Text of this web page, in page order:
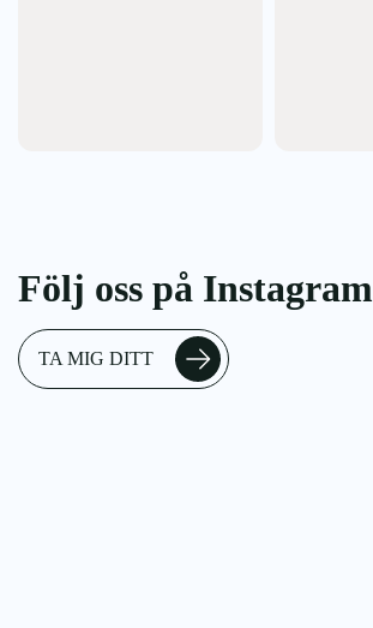
Följ oss på Instagram
TA MIG DITT